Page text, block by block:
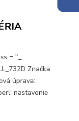
= "_
Značka
úprava:
nastavenie